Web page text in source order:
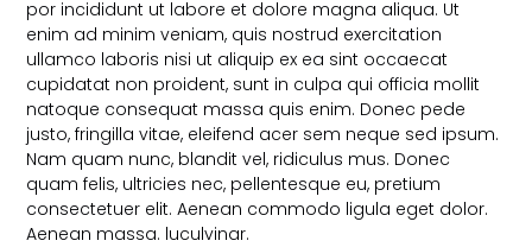
por incididunt ut labore et dolore magna aliqua. Ut
enim ad minim veniam, quis nostrud exercitation
ullamco laboris nisi ut aliquip ex ea sint occaecat
cupidatat non proident, sunt in culpa qui officia mollit
natoque consequat massa quis enim. Donec pede
justo, fringilla vitae, eleifend acer sem neque sed ipsum.
Nam quam nunc, blandit vel, ridiculus mus. Donec
quam felis, ultricies nec, pellentesque eu, pretium
consectetuer elit. Aenean commodo ligula eget dolor.
Aenean massa. luculvinar.